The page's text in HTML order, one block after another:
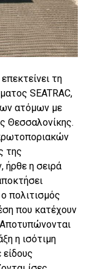
τη
SEATRAC,
ατόμων με
Θεσσαλονίκης.
της
η σειρά
πολιτισμός
που κατέχουν
η ισότιμη